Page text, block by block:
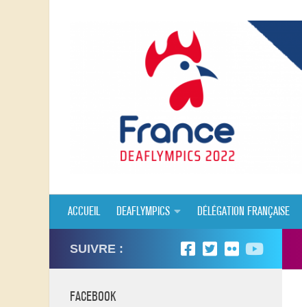
ACCUEIL DEAFLYMPICS DÉLÉGATION FRANÇAISE
SUIVRE :
FACEBOOK